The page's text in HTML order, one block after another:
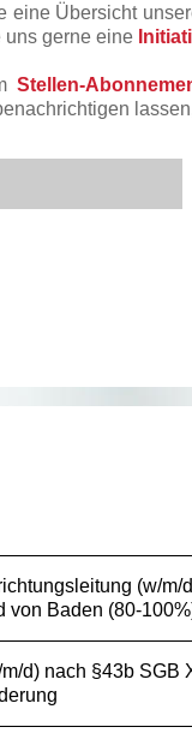
eine Übersicht
gerne eine
Stellen-
(w/m/
von Baden (80-
d) nach §43b SGB